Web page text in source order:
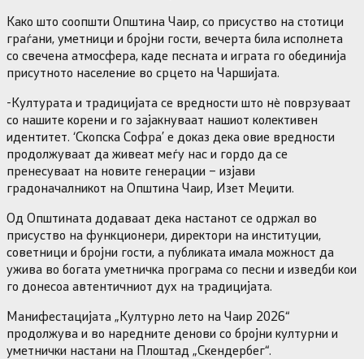
Како што соопшти Општина Чаир, со присуство на стотици
граѓани, уметници и бројни гости, вечерта била исполнета
со свечена атмосфера, каде песната и играта го обединија
присутното население во срцето на Чаршијата.
-Културата и традицијата се вредности што нѐ поврзуваат
со нашите корени и го зајакнуваат нашиот колективен
идентитет. ‘Скопска Софра’ е доказ дека овие вредности
продолжуваат да живеат меѓу нас и гордо да се
пренесуваат на новите генерации – изјави
градоначалникот на Општина Чаир, Изет Меџити.
Од Општината додаваат дека настанот се одржал во
присуство на функционери, директори на институции,
советници и бројни гости, а публиката имала можност да
ужива во богата уметничка програма со песни и изведби кои
го донесоа автентичниот дух на традицијата.
Манифестацијата „Културно лето на Чаир 2026“
продолжува и во наредните денови со бројни културни и
уметнички настани на Плоштад „Скендербег“.